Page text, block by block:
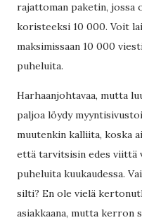
rajattoman paketin, jossa
koristeeksi 10 000. Voit
maksimissaan 10 000
puheluita.
Harhaanjohtavaa, mutta
paljoa löydy
muutenkin kalliita, koska
että tarvitsisin edes viittä
puheluita kuukaudessa.
silti? En ole vielä
asiakkaana, mutta kerron